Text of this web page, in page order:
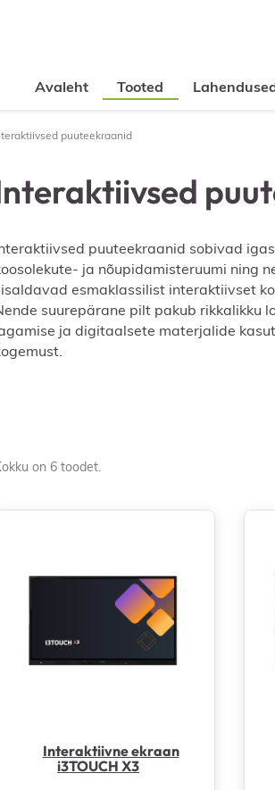
Avaleht Tooted
puuteekraanid
puuteekraanid sobivad
ja nõupidamisteruumi ning
esmaklassilist interaktiivset
suurepärane pilt pakub rikkalikku
ja digitaalsete materjalide
on 6 toodet.
Interaktiivne ekraan
i3TOUCH X3